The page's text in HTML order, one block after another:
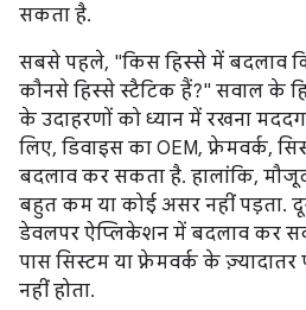
सकता है.
सबसे पहले, "किस हिस्से में बदलाव
कौनसे हिस्से स्टैटिक हैं?" सवाल के
के उदाहरणों को ध्यान में रखना
लिए, डिवाइस का OEM, फ़्रेमवर्क,
बदलाव कर सकता है. हालांकि,
बहुत कम या कोई असर नहीं पड़ता.
डेवलपर ऐप्लिकेशन में बदलाव कर
पास सिस्टम या फ़्रेमवर्क के
नहीं होता.